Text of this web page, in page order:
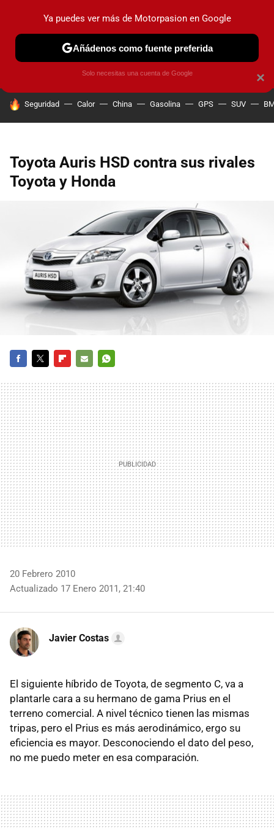
PRUEBAS COCHES ELÉCTRICOS OBSERVATORIO
HOY SE HABLA DE
Seguridad Calor China Gasolina GPS SUV
Toyota Auris HSD contra sus rivales
Toyota y Honda
MAIL
20 Febrero 2010
Actualizado 17 Enero 2011, 21:40
Javier Costas
El siguiente híbrido de Toyota, de segmento C, va a
plantarle cara a su hermano de gama Prius en el
terreno comercial. A nivel técnico tienen las mismas
tripas, pero el Prius es más aerodinámico, ergo su
eficiencia es mayor. Desconociendo el dato del peso,
no me puedo meter en esa comparación.
×
Ya puedes ver más de Motorpasion en Google
Añádenos como fuente preferida
Solo necesitas una cuenta de Google